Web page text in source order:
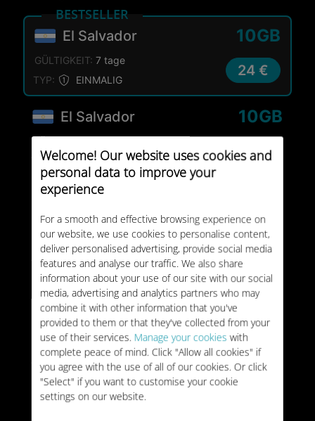
Welcome! Our website uses cookies and
personal data to improve your
experience
For a smooth and effective browsing experience on
our website, we use cookies to personalise content,
deliver personalised advertising, provide social media
features and analyse our traffic. We also share
information about your use of our site with our social
media, advertising and analytics partners who may
combine it with other information that you've
provided to them or that they've collected from your
use of their services. Manage your cookies with
complete peace of mind. Click "Allow all cookies" if
you agree with the use of all of our cookies. Or click
"Select" if you want to customise your cookie
settings on our website.
El Salvador
TYP: EINMALIG
10GB
GÜLTIGKEIT: 7 tage
24 €
BESTSELLER
El Salvador
TYP: EINMALIG
10GB
GÜLTIGKEIT:
28 €
El Salvador
TYP: EINMALIG
Unbegrenzt
GÜLTIGKEIT: 7 tage
35 €
El Salvador
TYP: EINMALIG
Unbegrenzt
GÜLTIGKEIT: 15 tage
59 €